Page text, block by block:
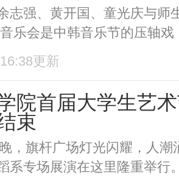
志强、黄开国、童光庆与师
会是中韩音乐节的压轴戏
更新
院首届大学生艺
束
旗杆广场灯光闪耀，人潮
系专场展演在这里隆重举行